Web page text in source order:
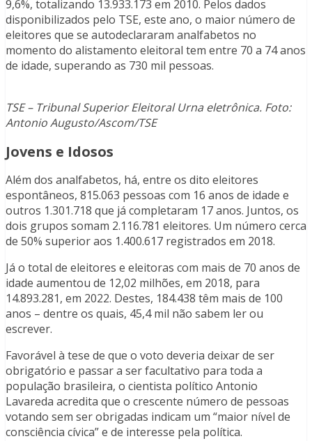
9,6%, totalizando 13.933.173 em 2010. Pelos dados
disponibilizados pelo TSE, este ano, o maior número de
eleitores que se autodeclararam analfabetos no
momento do alistamento eleitoral tem entre 70 a 74 anos
de idade, superando as 730 mil pessoas.
TSE – Tribunal Superior Eleitoral Urna eletrônica. Foto:
Antonio Augusto/Ascom/TSE
Jovens e Idosos
Além dos analfabetos, há, entre os dito eleitores
espontâneos, 815.063 pessoas com 16 anos de idade e
outros 1.301.718 que já completaram 17 anos. Juntos, os
dois grupos somam 2.116.781 eleitores. Um número cerca
de 50% superior aos 1.400.617 registrados em 2018.
Já o total de eleitores e eleitoras com mais de 70 anos de
idade aumentou de 12,02 milhões, em 2018, para
14.893.281, em 2022. Destes, 184.438 têm mais de 100
anos – dentre os quais, 45,4 mil não sabem ler ou
escrever.
Favorável à tese de que o voto deveria deixar de ser
obrigatório e passar a ser facultativo para toda a
população brasileira, o cientista político Antonio
Lavareda acredita que o crescente número de pessoas
votando sem ser obrigadas indicam um “maior nível de
consciência cívica” e de interesse pela política.